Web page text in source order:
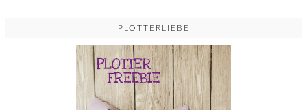
PLOTTERLIEBE